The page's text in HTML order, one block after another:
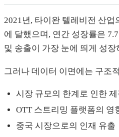
2021년, 타이완 텔레비전 산업
에 달했으며, 연간 성장률은
및 송출이 가장 눈에 띄게 성
그러나 데이터 이면에는 구조
시장 규모의 한계로 인한
OTT 스트리밍 플랫폼의 영
중국 시장으로의 인재 유출